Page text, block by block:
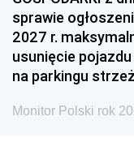
sprawie
2027 r.
usunięcie
na parkingu
Monitor Polski rok